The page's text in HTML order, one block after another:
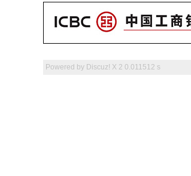
Powered by Discuz! X 2 0.011512 s